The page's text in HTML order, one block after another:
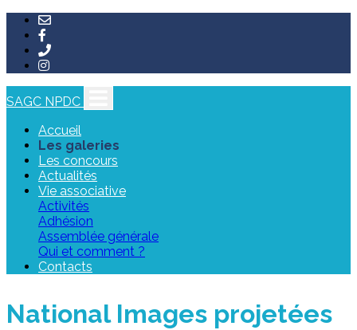
SAGC NPDC
Accueil
Les galeries
Les concours
Actualités
Vie associative
Activités
Adhésion
Assemblée générale
Qui et comment ?
Contacts
National Images projetées